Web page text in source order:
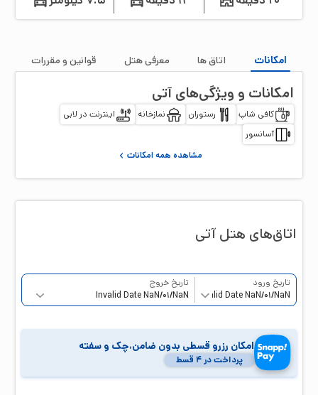
امکانات اتاق‌ ها معرفی هتل قوانین و مقررات
امکانات و ویژگی‌هایآتی
کافی شاپ رستوران نمازخانه
اینترنت در لابی
آسانسور
مشاهده همه امکانات
اتاق‌‌های هتل آتی
تاریخ ورود تاریخ خروج
امکان رزرو قسطی بدون ضامن،چک و سفته
پرداخت در ۴ قسط